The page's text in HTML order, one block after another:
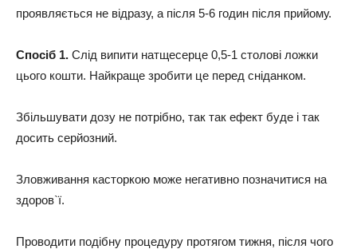
проявляється не відразу, а після 5-6 годин після прийому.
Спосіб 1. Слід випити натщесерце 0,5-1 столові ложки
цього кошти. Найкраще зробити це перед сніданком.
Збільшувати дозу не потрібно, так так ефект буде і так
досить серйозний.
Зловживання касторкою може негативно позначитися на
здоров`ї.
Проводити подібну процедуру протягом тижня, після чого